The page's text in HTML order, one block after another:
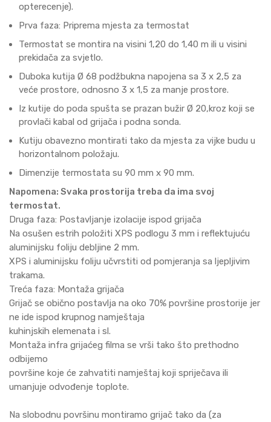
opterecenje).
Prva faza: Priprema mjesta za termostat
Termostat se montira na visini 1,20 do 1,40 m ili u visini
prekidača za svjetlo.
Duboka kutija Ø 68 podžbukna napojena sa 3 x 2,5 za
veće prostore, odnosno 3 x 1,5 za manje prostore.
Iz kutije do poda spušta se prazan bužir Ø 20,kroz koji se
provlači kabal od grijača i podna sonda.
Kutiju obavezno montirati tako da mjesta za vijke budu u
horizontalnom položaju.
Dimenzije termostata su 90 mm x 90 mm.
Napomena: Svaka prostorija treba da ima svoj
termostat.
Druga faza: Postavljanje izolacije ispod grijača
Na osušen estrih položiti XPS podlogu 3 mm i reflektujuću
aluminijsku foliju debljine 2 mm.
XPS i aluminijsku foliju učvrstiti od pomjeranja sa ljepljivim
trakama.
Treća faza: Montaža grijača
Grijač se obično postavlja na oko 70% površine prostorije jer
ne ide ispod krupnog namještaja
kuhinjskih elemenata i sl.
Montaža infra grijaćeg filma se vrši tako što prethodno
odbijemo
površine koje će zahvatiti namještaj koji spriječava ili
umanjuje odvođenje toplote.
Na slobodnu površinu montiramo grijač tako da (za